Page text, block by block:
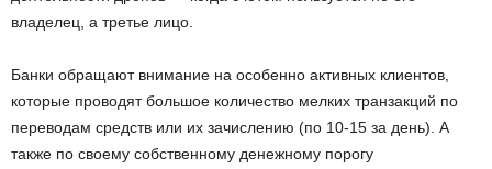
владелец, а третье лицо.
Банки обращают внимание на особенно активных клиентов,
которые проводят большое количество мелких транзакций по
переводам средств или их зачислению (по 10-15 за день). А
также по своему собственному денежному порогу